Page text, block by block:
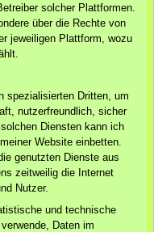
solcher Plattformen.
über die Rechte von
jeweiligen Plattform, wozu
spezialisierten Dritten, um
nutzerfreundlich, sicher
Diensten kann ich
Website einbetten.
genutzten Dienste aus
zeitweilig die Internet
Nutzer.
und technische
Daten im